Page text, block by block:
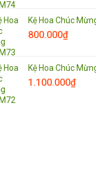
Kệ Hoa Chúc
800.000₫
Kệ Hoa Chúc
1.100.000₫